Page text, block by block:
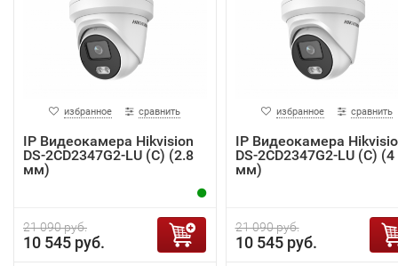
избранное сравнить
IP Видеокамера Hikvision
DS-2CD2347G2-LU (C) (2.8
мм)
21 090 руб.
10 545 руб.
избранное сравнить
IP Видеокамера
DS-2CD2347G2-LU (C) (4
мм)
21 090 руб.
10 545 руб.